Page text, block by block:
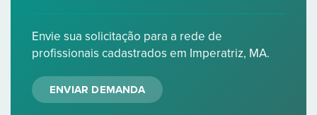
Envie sua solicitação para a rede de
profissionais cadastrados em Imperatriz, MA.
ENVIAR DEMANDA